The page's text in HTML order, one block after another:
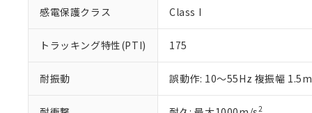
感電保護クラス Class I
トラッキング特性(PTI) 175
耐振動 誤動作: 10～55Hz 複振幅
2
※本証明書は発行
また、RoHS指令
混在することから
既に当社にて対応